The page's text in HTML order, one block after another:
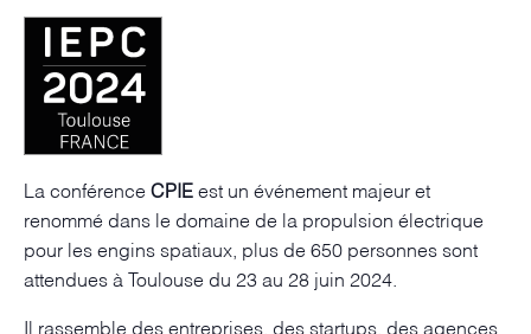
La conférence CPIE est un événement majeur et
renommé dans le domaine de la propulsion électrique
pour les engins spatiaux, plus de 650 personnes sont
attendues à Toulouse du 23 au 28 juin 2024.
Il rassemble des entreprises, des startups, des agences